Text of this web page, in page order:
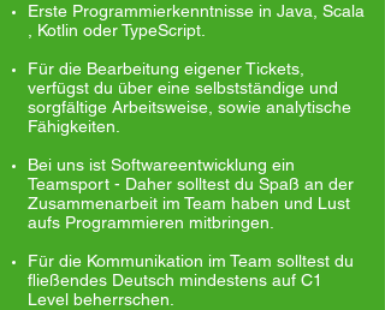
Erste Programmierkenntnisse in Java, Scala
, Kotlin oder TypeScript.
Für die Bearbeitung eigener Tickets,
verfügst du über eine selbstständige und
sorgfältige Arbeitsweise, sowie analytische
Fähigkeiten.
Bei uns ist Softwareentwicklung ein
Teamsport - Daher solltest du Spaß an der
Zusammenarbeit im Team haben und Lust
aufs Programmieren mitbringen.
Für die Kommunikation im Team solltest du
fließendes Deutsch mindestens auf C1
Level beherrschen.